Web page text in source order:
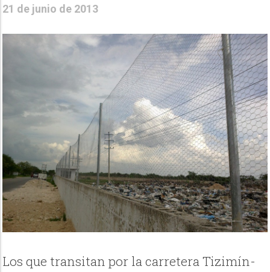
21 de junio de 2013
Los que transitan por la carretera Tizimín-